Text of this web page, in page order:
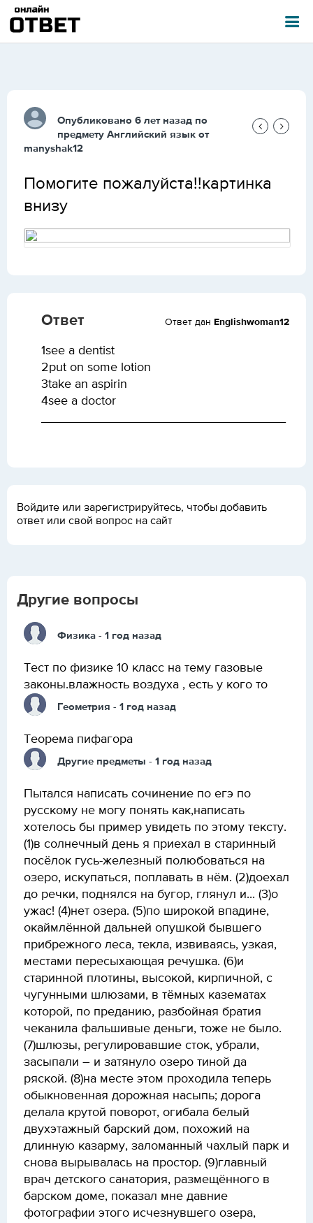
Опубликовано 6 лет назад по
предмету Английский язык от
manyshak12
Помогите пожалуйста!!картинка
внизу
Ответ Ответ дан Englishwoman12
1see a dentist
2put on some lotion
3take an aspirin
4see a doctor
Войдите или зарегистрируйтесь, чтобы добавить
ответ или свой вопрос на сайт
Другие вопросы
Физика - 1 год назад
Тест по физике 10 класс на тему газовые
законы.влажность воздуха , есть у кого то
Геометрия - 1 год назад
Теорема пифагора
Другие предметы - 1 год назад
Пытался написать сочинение по егэ по
русскому не могу понять как,написать
хотелось бы пример увидеть по этому тексту.
(1)в солнечный день я приехал в старинный
посёлок гусь-железный полюбоваться на
озеро, искупаться, поплавать в нём. (2)доехал
до речки, поднялся на бугор, глянул и... (3)о
ужас! (4)нет озера. (5)по широкой впадине,
окаймлённой дальней опушкой бывшего
прибрежного леса, текла, извиваясь, узкая,
местами пересыхающая речушка. (6)и
старинной плотины, высокой, кирпичной, с
чугунными шлюзами, в тёмных казематах
которой, по преданию, разбойная братия
чеканила фальшивые деньги, тоже не было.
(7)шлюзы, регулировавшие сток, убрали,
засыпали – и затянуло озеро тиной да
ряской. (8)на месте этом проходила теперь
обыкновенная дорожная насыпь; дорога
делала крутой поворот, огибала белый
двухэтажный барский дом, похожий на
длинную казарму, заломанный чахлый парк и
снова вырывалась на простор. (9)главный
врач детского санатория, размещённого в
барском доме, показал мне давние
фотографии этого исчезнувшего озера,